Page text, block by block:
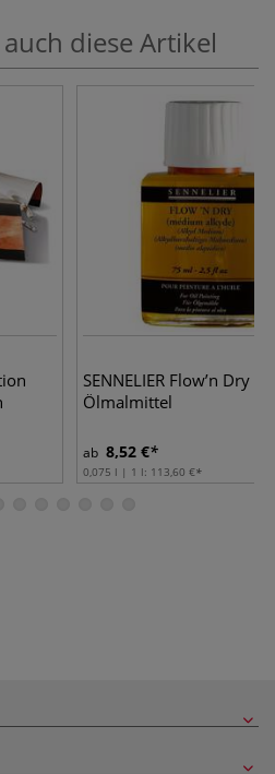
diese Artikel
SENNELIER Flow’n Dry
Ölmalmittel
ab 8,52 €
0,075 l | 1 l: 113,60 €